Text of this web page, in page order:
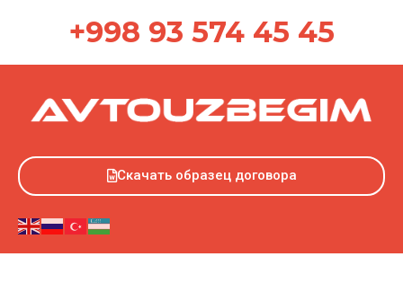
+998 93 574 45 45
Скачать образец договора